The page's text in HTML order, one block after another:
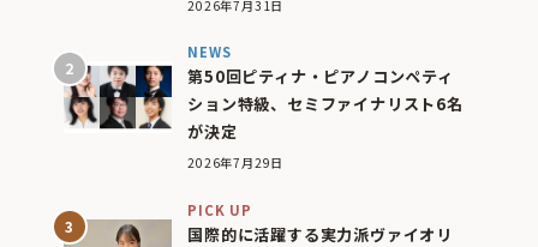
2026年7月31日
NEWS
第50回ピティナ・ピアノコンペティ
ション特級、セミファイナリスト6名
が決定
2026年7月29日
PICK UP
国際的に活躍する実力派ヴァイオリ